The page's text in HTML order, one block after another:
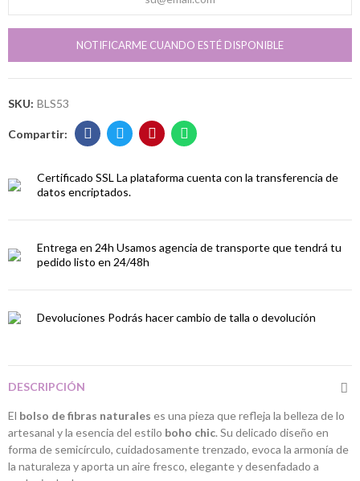
NOTIFICARME CUANDO ESTÉ DISPONIBLE
SKU: BLS53
Certificado SSL La plataforma cuenta con la transferencia de
datos encriptados.
Entrega en 24h Usamos agencia de transporte que tendrá tu
pedido listo en 24/48h
Devoluciones Podrás hacer cambio de talla o devolución
DESCRIPCIÓN
El bolso de fibras naturales es una pieza que refleja la belleza de lo
artesanal y la esencia del estilo boho chic. Su delicado diseño en
forma de semicírculo, cuidadosamente trenzado, evoca la armonía de
la naturaleza y aporta un aire fresco, elegante y desenfadado a